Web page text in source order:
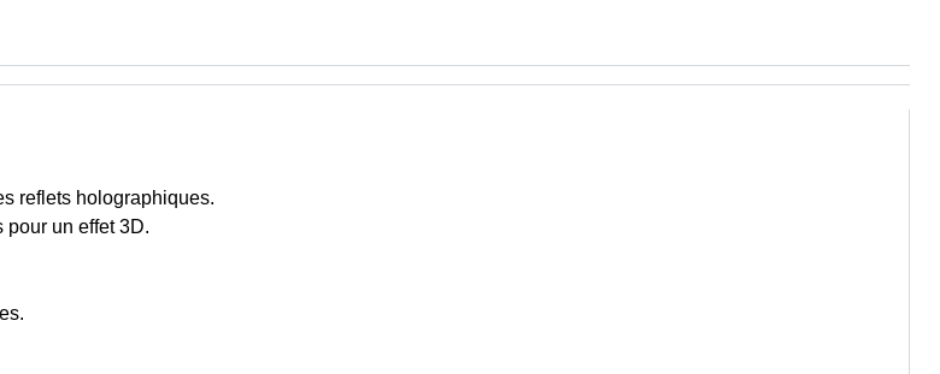
reflets holographiques.
un effet 3D.